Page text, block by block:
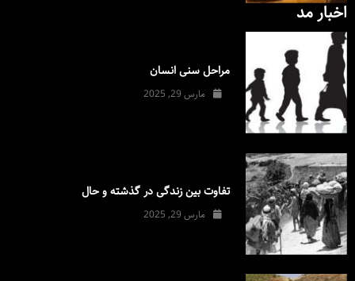
اخبار مد
مراحل سنی انسان
مارس 29, 2025
تفاوت بین زندگی در گذشته و حال
مارس 29, 2025